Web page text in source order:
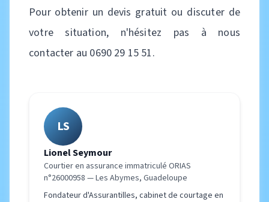
Pour obtenir un devis gratuit ou discuter de
votre situation, n'hésitez pas à nous
contacter au 0690 29 15 51.
LS
Lionel Seymour
Courtier en assurance immatriculé ORIAS
n°26000958 — Les Abymes, Guadeloupe
Fondateur d'Assurantilles, cabinet de courtage en